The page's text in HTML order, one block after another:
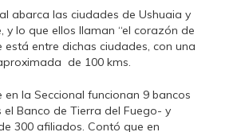
abarca las ciudades de Ushuaia y
y lo que ellos llaman “el corazón de
está entre dichas ciudades, con una
de 100 kms.
en la Seccional funcionan 9 bancos
el Banco de Tierra del Fuego- y
300 afiliados. Contó que en